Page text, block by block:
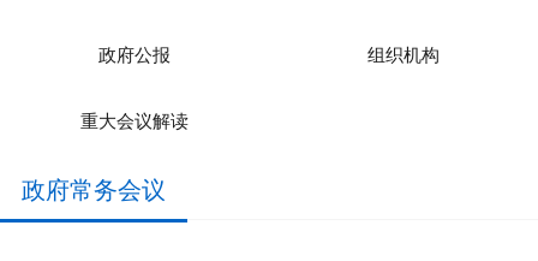
政府公报 组织机构
重大会议解读
政府常务会议